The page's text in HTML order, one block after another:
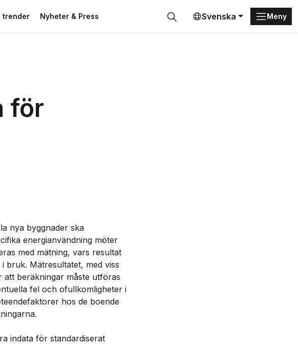
trender Nyheter & Press Svenska Meny
för
nya byggnader ska
energianvändning möter
med mätning, vars resultat
bruk. Mätresultatet, med viss
beräkningar måste utföras
fel och ofullkomligheter i
hos de boende
indata för standardiserat